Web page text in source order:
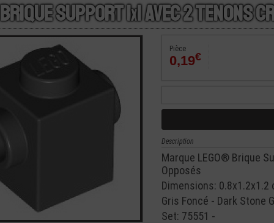
Brique Support 1x1 avec 2 Tenons
Pièce
0,19€
Description
Marque LEGO® Brique
Opposés
Dimensions: 0.8x1.2x1.2
Gris Foncé - Dark Stone
Set: 75551 -